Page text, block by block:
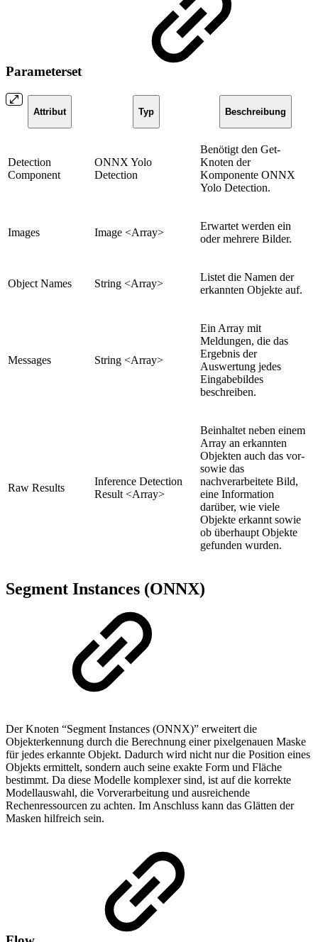
Parameterset
Attribut Typ Beschreibung
Detection
Component
ONNX Yolo
Detection
Benötigt den Get-
Knoten der
Komponente ONNX
Yolo Detection.
Images Image <Array>
Erwartet werden ein
oder mehrere Bilder.
Object Names String <Array>
Listet die Namen der
erkannten Objekte auf.
Messages String <Array>
Ein Array mit
Meldungen, die das
Ergebnis der
Auswertung jedes
Eingabebildes
beschreiben.
Raw Results
Inference Detection
Result <Array>
Beinhaltet neben einem
Array an erkannten
Objekten auch das vor-
sowie das
nachverarbeitete Bild,
eine Information
darüber, wie viele
Objekte erkannt sowie
ob überhaupt Objekte
gefunden wurden.
Segment Instances (ONNX)
Der Knoten “Segment Instances (ONNX)” erweitert die
Objekterkennung durch die Berechnung einer pixelgenauen Maske
für jedes erkannte Objekt. Dadurch wird nicht nur die Position eines
Objekts ermittelt, sondern auch seine exakte Form und Fläche
bestimmt. Da diese Modelle komplexer sind, ist auf die korrekte
Modellauswahl, die Vorverarbeitung und ausreichende
Rechenressourcen zu achten. Im Anschluss kann das Glätten der
Masken hilfreich sein.